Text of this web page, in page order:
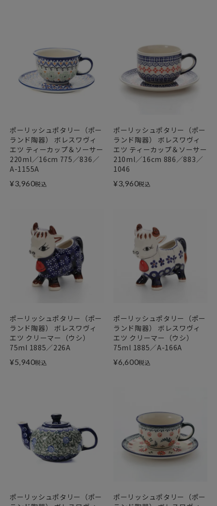
ポーリッシュポタリー（ポー
ランド陶器） ボレスワヴィ
エツ ティーカップ＆ソーサー
220ml／16cm 775／836／
A-1155A
¥3,960税込
ポーリッシュポタリー（ポー
ランド陶器） ボレスワヴィ
エツ ティーカップ＆ソーサー
210ml／16cm 886／883／
1046
¥3,960税込
ポーリッシュポタリー（ポー
ランド陶器） ボレスワヴィ
エツ クリーマー（ウシ）
75ml 1885／226A
¥5,940税込
ポーリッシュポタリー（ポー
ランド陶器） ボレスワヴィ
エツ クリーマー（ウシ）
75ml 1885／A-166A
¥6,600税込
ポーリッシュポタリー（ポー
ポーリッシュポタリー（ポー